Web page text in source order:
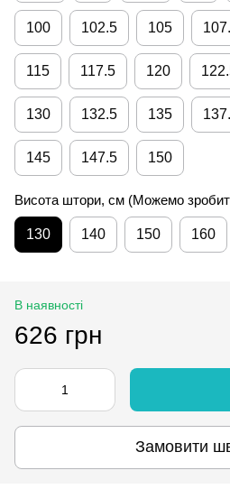
100 102.5 105
115 117.5 120
130 132.5 135
145 147.5 150
Висота штори, см (Можемо
130 140 150 160
В наявності
626 грн
Замовити